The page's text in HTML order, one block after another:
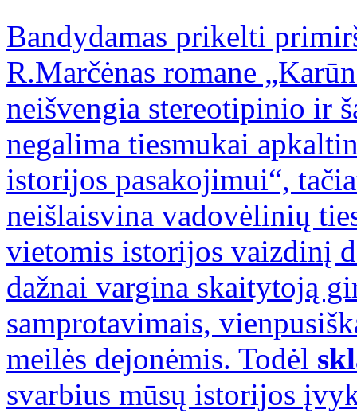
Bandydamas prikelti
R.Marčėnas romane
neišvengia stereotipinio ir
negalima tiesmukai
istorijos pasakojimui“,
neišlaisvina vadovėlinių
vietomis istorijos vaizdinį
dažnai vargina skaitytoją
samprotavimais,
meilės dejonėmis. Todėl
svarbius mūsų istorijos